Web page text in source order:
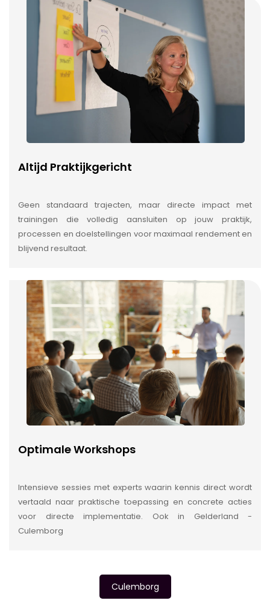
Altijd Praktijkgericht
Geen standaard trajecten, maar directe impact met
trainingen die volledig aansluiten op jouw praktijk,
processen en doelstellingen voor maximaal rendement en
blijvend resultaat.
Optimale Workshops
Intensieve sessies met experts waarin kennis direct wordt
vertaald naar praktische toepassing en concrete acties
voor directe implementatie. Ook in Gelderland -
Culemborg
Culemborg